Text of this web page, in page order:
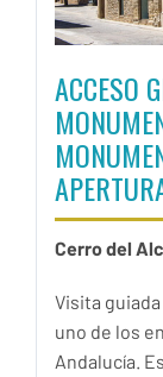
ACCESO
Cerro del
Visita
uno de los
Andalucía.